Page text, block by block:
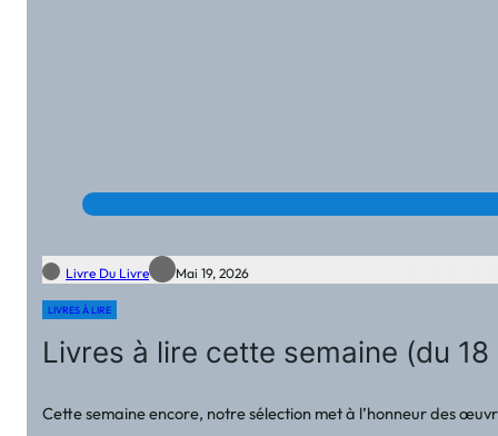
Livre Du Livre Mai 19, 2026
LIVRES À LIRE
Livres à lire cette semaine (du
Cette semaine encore, notre sélection met à l’honneur des